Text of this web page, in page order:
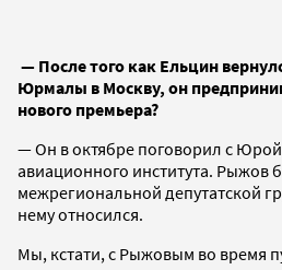
— После того как Ельцин
Юрмалы в Москву, он
нового премьера?
— Он в октябре поговорил с Юрой
авиационного института. Рыжов
межрегиональной депутатской
нему относился.
Мы, кстати, с Рыжовым во время